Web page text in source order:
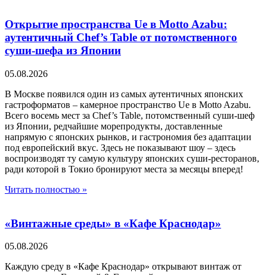
Открытие пространства Ue в Motto Azabu:
аутентичный Chef’s Table от потомственного
суши-шефа из Японии
05.08.2026
В Москве появился один из самых аутентичных японских
гастроформатов – камерное пространство Ue в Motto Azabu.
Всего восемь мест за Chef’s Table, потомственный суши-шеф
из Японии, редчайшие морепродукты, доставленные
напрямую с японских рынков, и гастрономия без адаптации
под европейский вкус. Здесь не показывают шоу – здесь
воспроизводят ту самую культуру японских суши-ресторанов,
ради которой в Токио бронируют места за месяцы вперед!
Читать полностью »
«Винтажные среды» в «Кафе Краснодар»
05.08.2026
Каждую среду в «Кафе Краснодар» открывают винтаж от